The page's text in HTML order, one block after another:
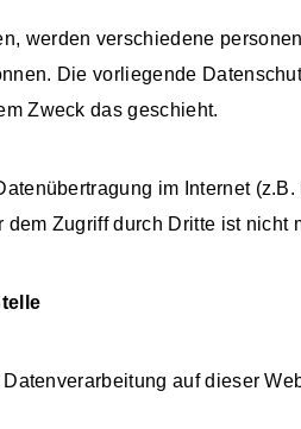
werden verschiedene
Die vorliegende
Zweck das geschieht.
im Internet
dem Zugriff durch Dritte ist nicht
auf dieser